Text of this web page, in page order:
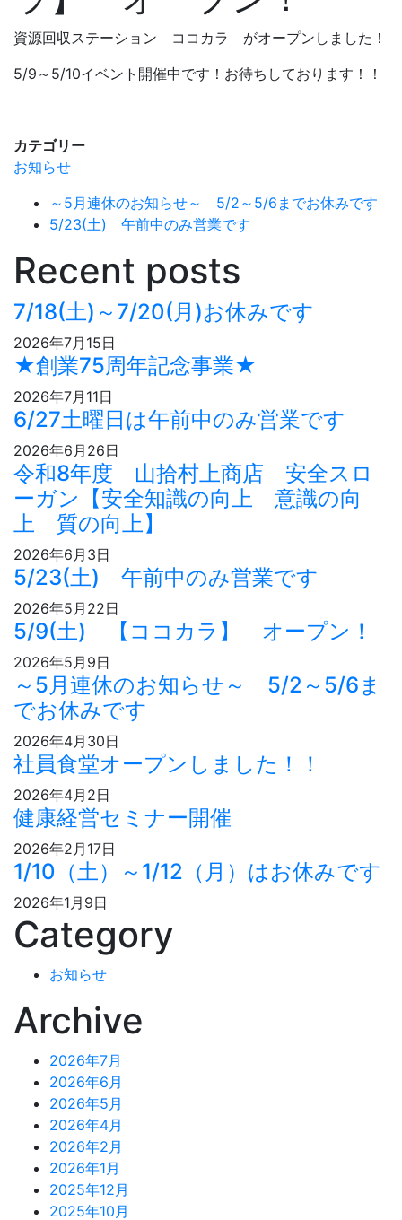
資源回収ステーション ココカラ がオープンしました！
5/9～5/10イベント開催中です！お待ちしております！！
カテゴリー
お知らせ
～5月連休のお知らせ～ 5/2～5/6までお休みです
5/23(土) 午前中のみ営業です
Recent posts
7/18(土)～7/20(月)お休みです
2026年7月15日
★創業75周年記念事業★
2026年7月11日
6/27土曜日は午前中のみ営業です
2026年6月26日
令和8年度 山拾村上商店 安全スロ
ーガン【安全知識の向上 意識の向
上 質の向上】
2026年6月3日
5/23(土) 午前中のみ営業です
2026年5月22日
5/9(土) 【ココカラ】 オープン！
2026年5月9日
～5月連休のお知らせ～ 5/2～5/6ま
でお休みです
2026年4月30日
社員食堂オープンしました！！
2026年4月2日
健康経営セミナー開催
2026年2月17日
1/10（土）～1/12（月）はお休みです
2026年1月9日
Category
お知らせ
Archive
2026年7月
2026年6月
2026年5月
2026年4月
2026年2月
2026年1月
2025年12月
2025年10月